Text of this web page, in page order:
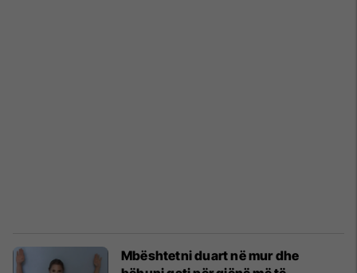
Mbështetni duart në mur dhe